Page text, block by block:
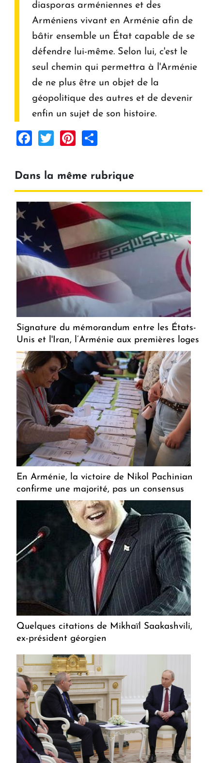
diasporas arméniennes et des
Arméniens vivant en Arménie afin de
bâtir ensemble un État capable de se
défendre lui-même. Selon lui, c'est le
seul chemin qui permettra à l'Arménie
de ne plus être un objet de la
géopolitique des autres et de devenir
enfin un sujet de son histoire.
Facebook
TwitterPinterest
Dans la même rubrique
Signature du mémorandum entre les États-
Unis et l'Iran, l’Arménie aux premières loges
En Arménie, la victoire de Nikol Pachinian
confirme une majorité, pas un consensus
Quelques citations de Mikhaïl Saakashvili,
ex-président géorgien